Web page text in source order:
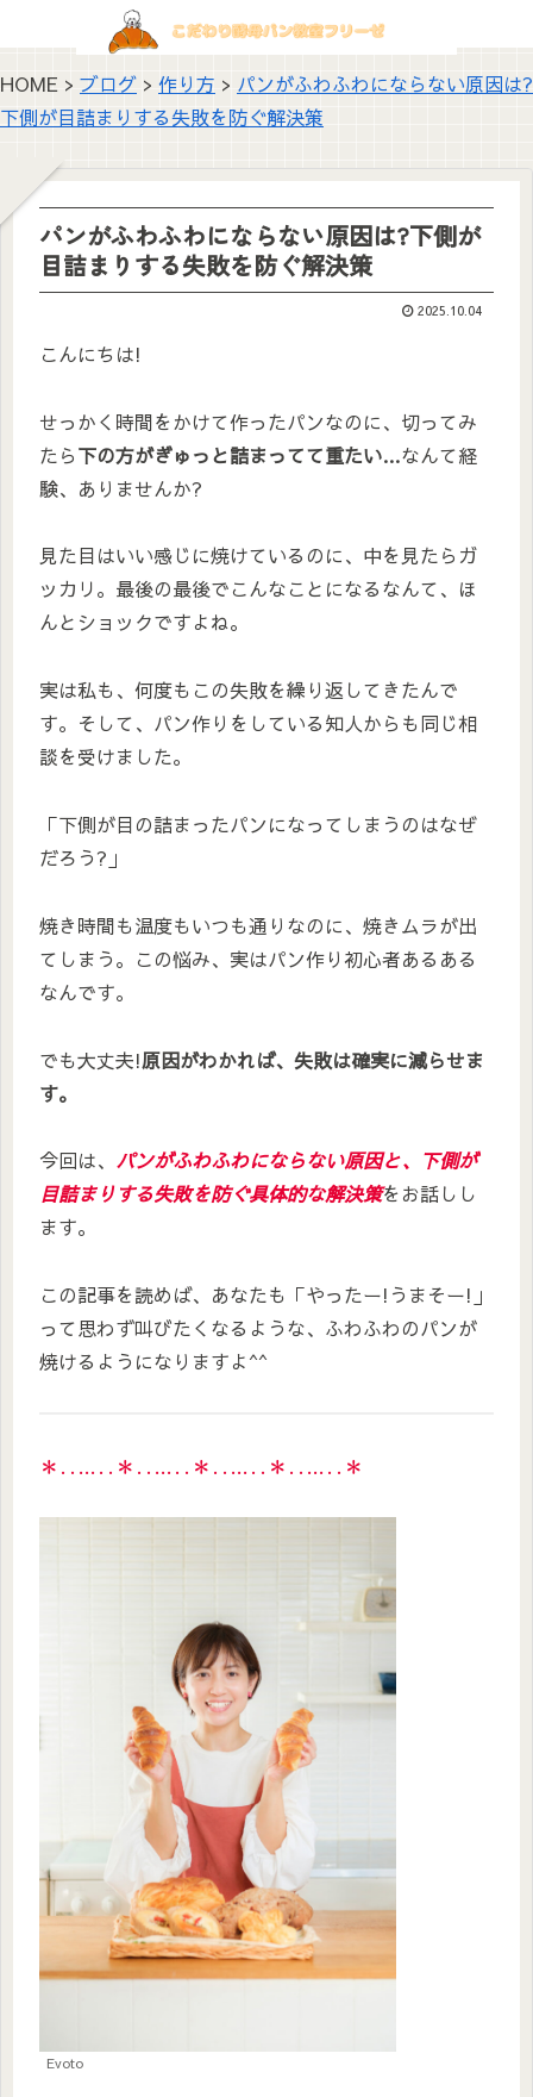
HOME > ブログ > 作り方 > パンがふわふわにならない原因は?
下側が目詰まりする失敗を防ぐ解決策
パンがふわふわにならない原因は?下側が
目詰まりする失敗を防ぐ解決策
2025.10.04
こんにちは!
せっかく時間をかけて作ったパンなのに、切ってみ
たら下の方がぎゅっと詰まってて重たい…なんて経
験、ありませんか?
見た目はいい感じに焼けているのに、中を見たらガ
ッカリ。最後の最後でこんなことになるなんて、ほ
んとショックですよね。
実は私も、何度もこの失敗を繰り返してきたんで
す。そして、パン作りをしている知人からも同じ相
談を受けました。
「下側が目の詰まったパンになってしまうのはなぜ
だろう?」
焼き時間も温度もいつも通りなのに、焼きムラが出
てしまう。この悩み、実はパン作り初心者あるある
なんです。
でも大丈夫!原因がわかれば、失敗は確実に減らせま
す。
今回は、 パンがふわふわにならない原因と、下側が
目詰まりする失敗を防ぐ具体的な解決策をお話しし
ます。
この記事を読めば、あなたも「やったー!うまそー!」
って思わず叫びたくなるような、ふわふわのパンが
焼けるようになりますよ^^
＊‥…‥＊‥…‥＊‥…‥＊‥…‥＊
Evoto